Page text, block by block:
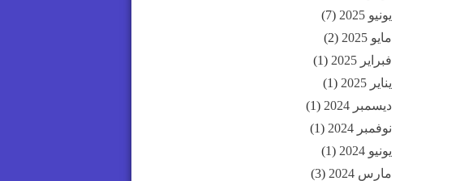
يونيو 2025
(7)
مايو 2025
(2)
فبراير 2025
(1)
يناير 2025
(1)
ديسمبر 2024
(1)
نوفمبر 2024
(1)
يونيو 2024
(1)
مارس 2024
(3)